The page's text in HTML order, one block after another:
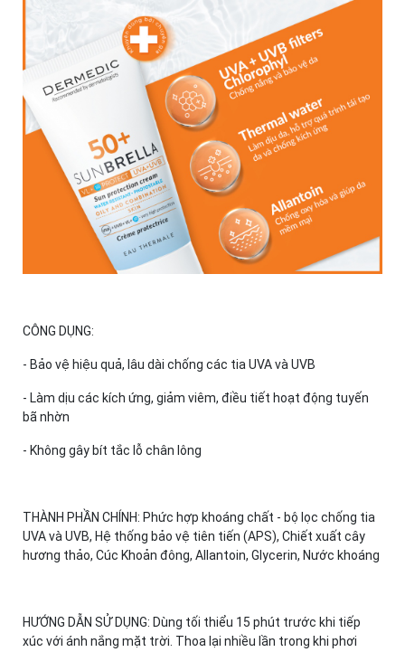
CÔNG DỤNG:
- Bảo vệ hiệu quả, lâu dài chống các tia UVA và UVB
- Làm dịu các kích ứng, giảm viêm, điều tiết hoạt động tuyến
bã nhờn
- Không gây bít tắc lỗ chân lông
THÀNH PHẦN CHÍNH: Phức hợp khoáng chất - bộ lọc chống tia
UVA và UVB, Hệ thống bảo vệ tiên tiến (APS), Chiết xuất cây
hương thảo, Cúc Khoản đông, Allantoin, Glycerin, Nước khoáng
HƯỚNG DẪN SỬ DỤNG: Dùng tối thiểu 15 phút trước khi tiếp
xúc với ánh nắng mặt trời. Thoa lại nhiều lần trong khi phơi